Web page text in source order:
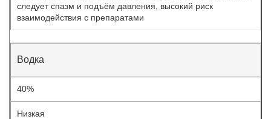
следует спазм и подъём давления, высокий риск
взаимодействия с препаратами
Водка
40%
Низкая